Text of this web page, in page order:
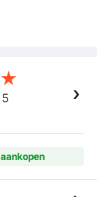
rotatie.
voor
en
bekend om